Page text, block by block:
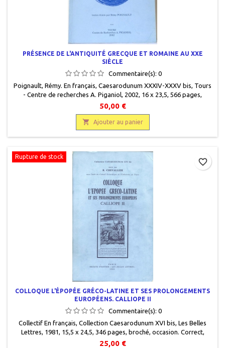
PRÉSENCE DE L'ANTIQUITÉ GRECQUE ET ROMAINE AU XXE
SIÈCLE
Commentaire(s): 0
Poignault, Rémy. En français, Caesarodunum XXXIV-XXXV bis, Tours
- Centre de recherches A. Piganiol, 2002, 16 x 23,5, 566 pages,
broché. Occasion, 978290047913. Très bon état.
50,00 €
 Ajouter au panier
Rupture de stock
COLLOQUE L'ÉPOPÉE GRÉCO-LATINE ET SES PROLONGEMENTS
EUROPÉENS. CALLIOPE II
Commentaire(s): 0
Collectif En français, Collection Caesarodunum XVI bis, Les Belles
Lettres, 1981, 15,5 x 24,5, 346 pages, broché, occasion. Correct,
quelques annotations.
25,00 €
favorite_border